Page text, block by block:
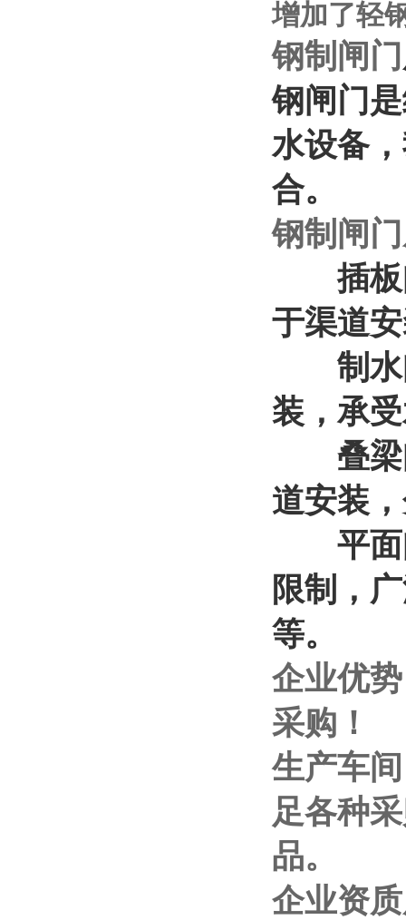
增加了轻
钢制 闸门
钢闸门
水设备
合。
钢制 闸
插板闸
于渠道
制水闸
装，承
叠梁闸
道安装
平面闸
限制，
等。
企业优
采购！
生产车
足各种
品。
企业资